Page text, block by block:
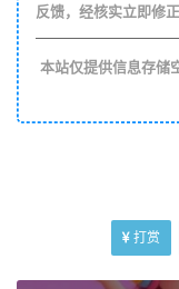
反馈，经核实立即修正
本站仅提供信息存储
打赏